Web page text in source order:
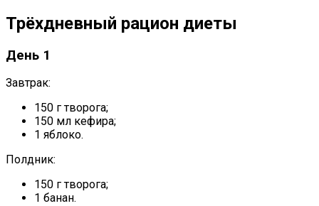
Трёхдневный рацион диеты
День 1
Завтрак:
150 г творога;
150 мл кефира;
1 яблоко.
Полдник:
150 г творога;
1 банан.